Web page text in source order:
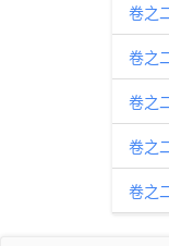
卷之
卷之
卷之
卷之
卷之